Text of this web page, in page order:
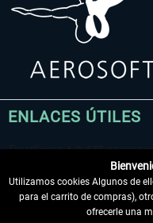
ENLACES ÚTILES
Utilizamos cookies Algunos de
para el carrito de compras),
ofrecerle una